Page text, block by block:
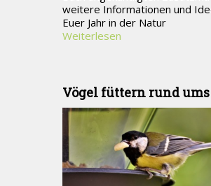
weitere Informationen und
Euer Jahr in der Natur
Weiterlesen
Vögel füttern rund